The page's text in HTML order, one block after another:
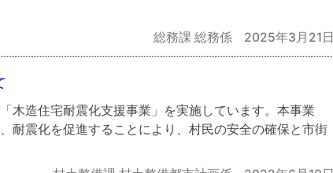
総務課 総務係
2025年3月21日
木造住宅耐震化支援事業」を実施しています。本事業
耐震化を促進することにより、村民の安全の確保と市街